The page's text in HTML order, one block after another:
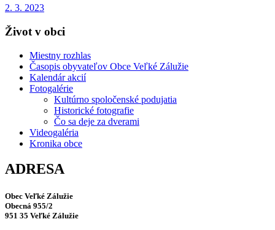
2. 3. 2023
Život v obci
Miestny rozhlas
Časopis obyvateľov Obce Veľké Zálužie
Kalendár akcií
Fotogalérie
Kultúrno spoločenské podujatia
Historické fotografie
Čo sa deje za dverami
Videogaléria
Kronika obce
ADRESA
Obec Veľké Zálužie
Obecná 955/2
951 35 Veľké Zálužie